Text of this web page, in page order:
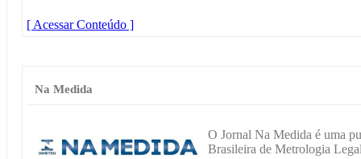
[ Acessar Conteúdo ]
Na Medida
O Jornal Na Medida é uma
Brasileira de Metrologia